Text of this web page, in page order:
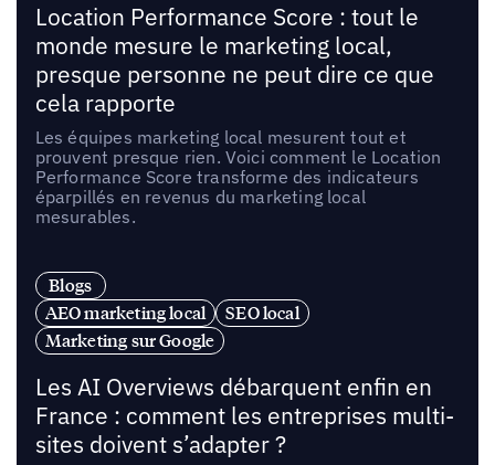
Location Performance Score : tout le
monde mesure le marketing local,
presque personne ne peut dire ce que
cela rapporte
Les équipes marketing local mesurent tout et
prouvent presque rien. Voici comment le Location
Performance Score transforme des indicateurs
éparpillés en revenus du marketing local
mesurables.
Blogs
AEO marketing local
SEO local
Marketing sur Google
Les AI Overviews débarquent enfin en
France : comment les entreprises multi-
sites doivent s’adapter ?